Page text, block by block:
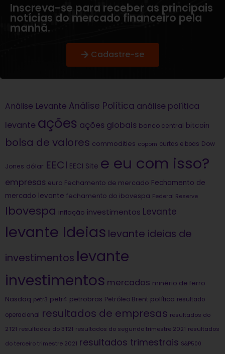
Inscreva-se para receber as principais
notícias do mercado financeiro pela
manhã.
Cadastre-se
Análise Levante Análise Política análise política
levante ações ações globais banco central bitcoin
bolsa de valores commodities copom curtas e boas Dow
Jones dólar EECI EECI Site e eu com isso?
empresas euro Fechamento de mercado Fechamento de
mercado levante fechamento do ibovespa Federal Reserve
Ibovespa inflação investimentos Levante
levante Ideias levante ideias de
investimentos levante
investimentos mercados minério de ferro
Nasdaq petr3 petr4 petrobras Petróleo Brent política resultado
operacional resultados de empresas resultados do
2T21 resultados do 3T21 resultados do segundo trimestre 2021 resultados
do terceiro trimestre 2021 resultados trimestrais S&P500